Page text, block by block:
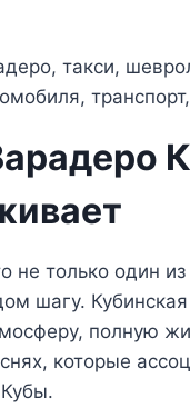
не только один
шагу.
полную
которые
Кубы.